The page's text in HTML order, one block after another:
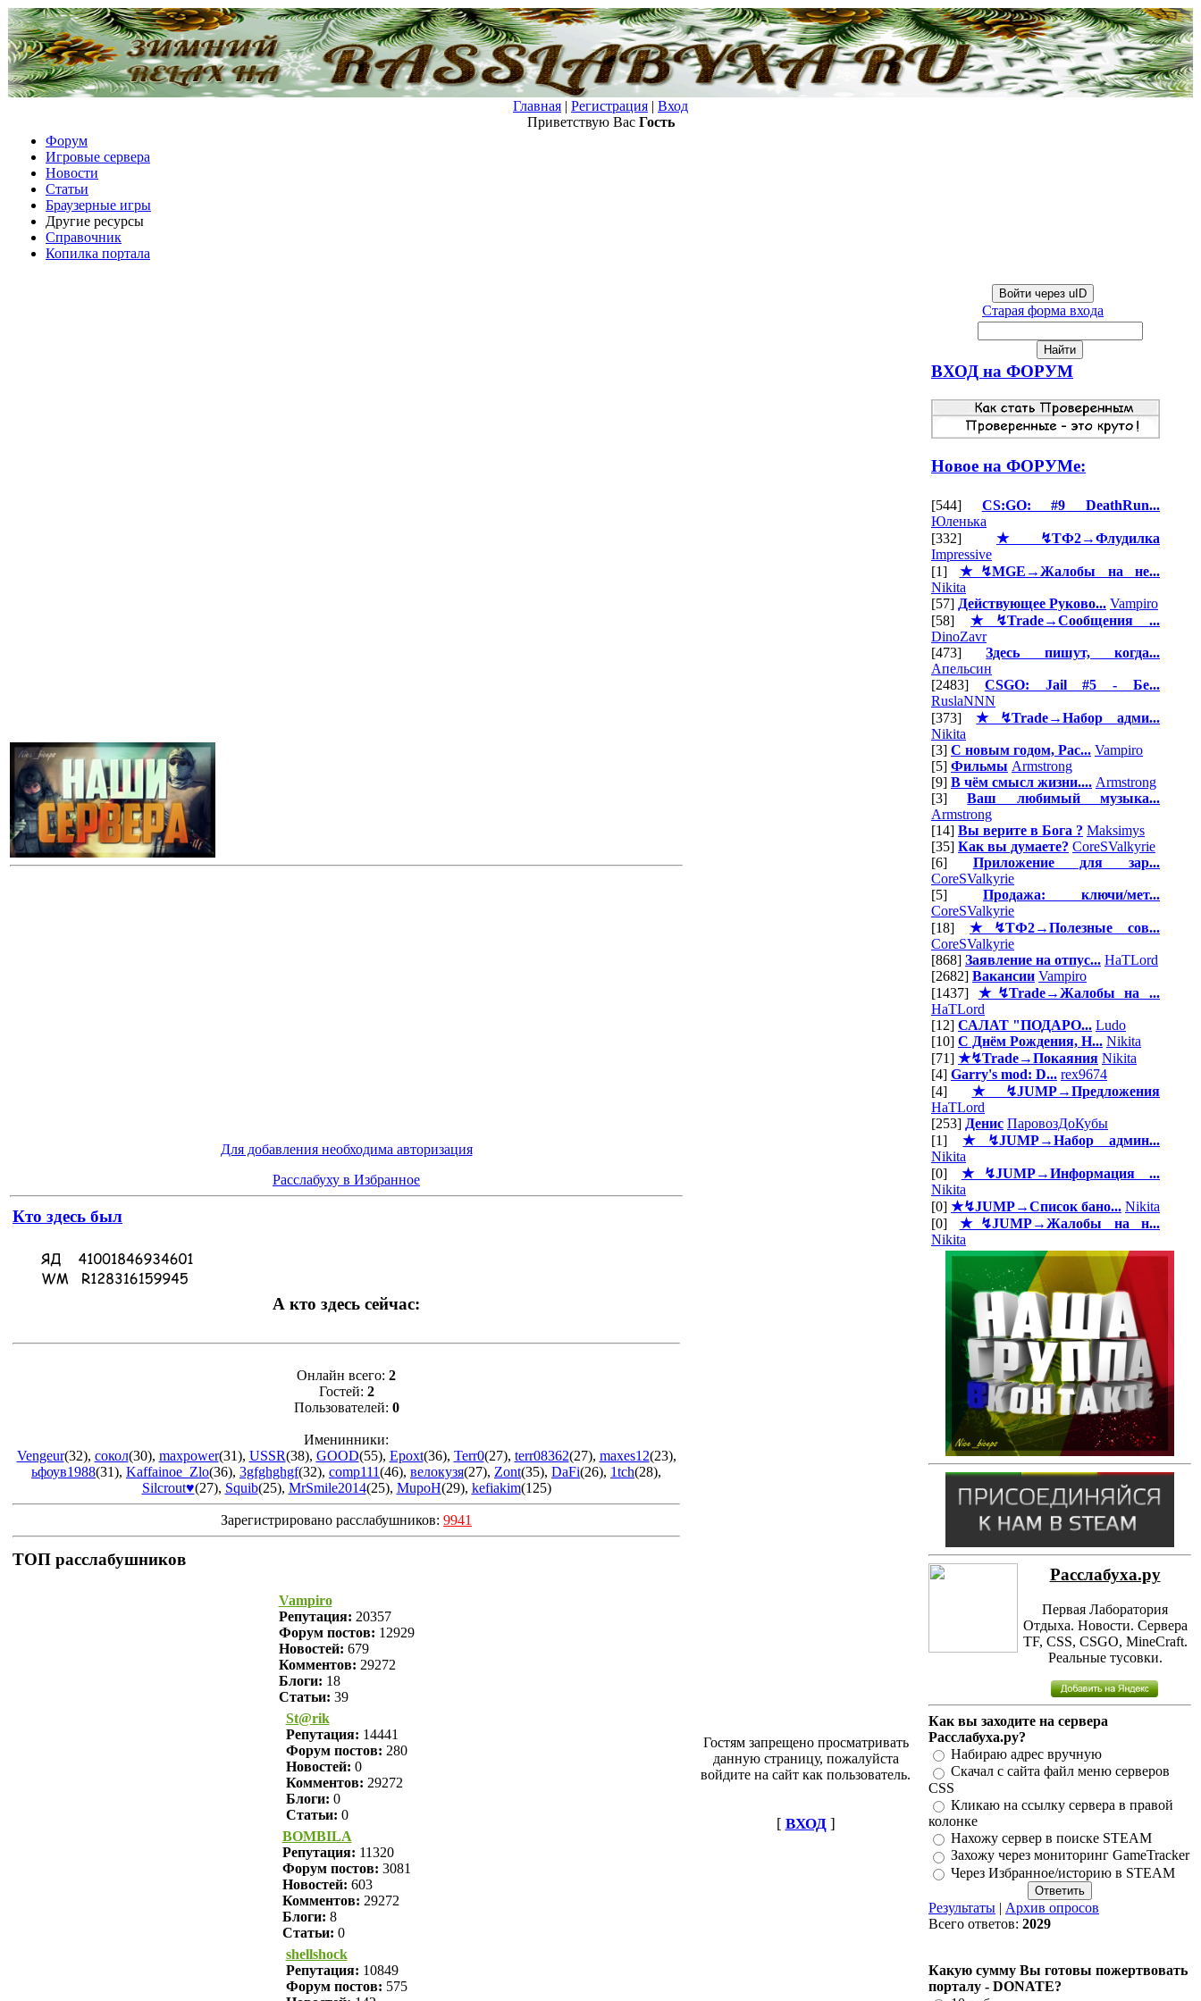
Главная | Регистрация | Вход
Приветствую Вас Гость
Форум
Игровые сервера
Новости
Статьи
Браузерные игры
Другие ресурсы
Справочник
Копилка портала
Для добавления необходима авторизация
Расслабуху в Избранное
Кто здесь был
А кто здесь сейчас:
Онлайн всего: 2
Гостей: 2
Пользователей: 0
Именинники:
Vengeur(32), сокол(30), maxpower(31), USSR(38), GOOD(55), Epoxt(36), Terr0(27), terr08362(27), maxes12(23),
ьфоув1988(31), Kaffainoe_Zlo(36), 3gfghghgf(32), comp111(46), велокузя(27), Zont(35), DaFi(26), 1tch(28),
Silcrout♥(27), Squib(25), MrSmile2014(25), MupoH(29), kefiakim(125)
Зарегистрировано расслабушников: 9941
ТОП расслабушников
Vampiro
Репутация: 20357
Форум постов: 12929
Новостей: 679
Комментов: 29272
Блоги: 18
Статьи: 39
St@rik
Репутация: 14441
Форум постов: 280
Новостей: 0
Комментов: 29272
Блоги: 0
Статьи: 0
BOMBILA
Репутация: 11320
Форум постов: 3081
Новостей: 603
Комментов: 29272
Блоги: 8
Статьи: 0
shellshock
Репутация: 10849
Форум постов: 575
Гостям запрещено просматривать
данную страницу, пожалуйста
войдите на сайт как пользователь.
[ ВХОД]
Войти через uID
Старая форма входа
ВХОД на ФОРУМ
Новое на ФОРУМе:
[544] CS:GO: #9 DeathRun...
Юленька
[332] ★↯ТФ2→Флудилка
Impressive
[1] ★↯MGE→Жалобы на не...
Nikita
[57] Действующее Руково... Vampiro
[58] ★↯Trade→Сообщения ...
DinoZavr
[473]Здесь пишут, когда...
Апельсин
[2483] CSGO: Jail #5 - Бе...
RuslaNNN
[373]★↯Trade→Набор адми...
Nikita
[3] С новым годом, Рас... Vampiro
[5] Фильмы Armstrong
[9] В чём смысл жизни.... Armstrong
[3]Ваш любимый музыка...
Armstrong
[14] Вы верите в Бога ? Maksimys
[35] Как вы думаете? CoreSValkyrie
[6] Приложение для зар...
CoreSValkyrie
[5] Продажа: ключи/мет...
CoreSValkyrie
[18] ★↯ТФ2→Полезные сов...
CoreSValkyrie
[868] Заявление на отпус... HaTLord
[2682] Вакансии Vampiro
[1437] ★↯Trade→Жалобы на ...
HaTLord
[12] САЛАТ "ПОДАРО... Ludo
[10] С Днём Рождения, Н... Nikita
[71] ★↯Trade→Покаяния Nikita
[4] Garry's mod: D... rex9674
[4] ★↯JUMP→Предложения
HaTLord
[253] Денис ПаровозДоКубы
[1]★↯JUMP→Набор админ...
Nikita
[0] ★↯JUMP→Информация ...
Nikita
[0] ★↯JUMP→Список бано... Nikita
[0] ★↯JUMP→Жалобы на н...
Nikita
Расслабуха.ру
Первая Лаборатория
Отдыха. Новости. Сервера
TF, CSS, CSGO, MineCraft.
Реальные тусовки.
Как вы заходите на сервера
Расслабуха.ру?
Набираю адрес вручную
Скачал с сайта файл меню серверов
CSS
Кликаю на ссылку сервера в правой
колонке
Нахожу сервер в поиске STEAM
Захожу через мониторинг GameTracker
Через Избранное/историю в STEAM
Результаты | Архив опросов
Всего ответов: 2029
Какую сумму Вы готовы пожертвовать
порталу - DONATE?